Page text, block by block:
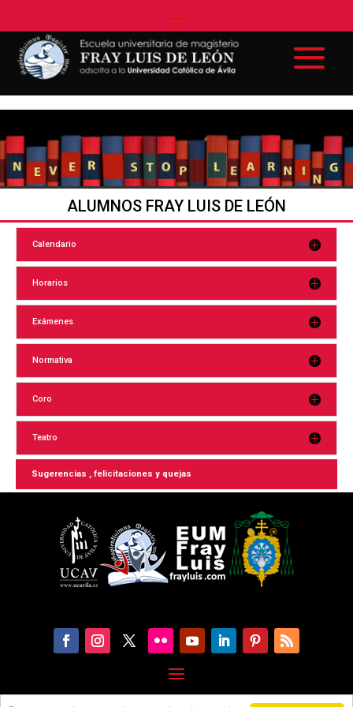
ALUMNOS FRAY LUIS DE LEÓN
Calendario
Horarios
Exámenes
Normativa
Coro
Teatro
Sugerencias , felicitaciones y quejas